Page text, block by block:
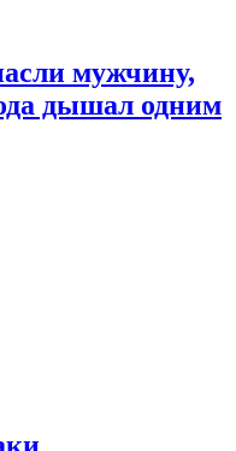
мужчину,
дышал одним